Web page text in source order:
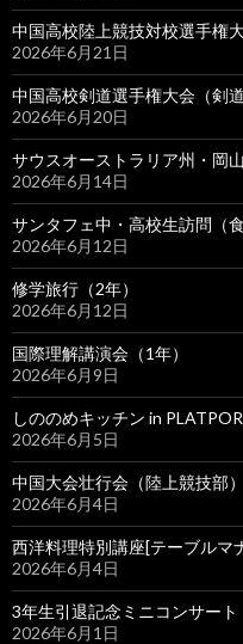
中国高校陸上競技対校選手権
2026年6月21日
中国高校剣道選手権大会（剣道
2026年6月20日
サウスオーストラリア州・岡
2026年6月14日
サンタフェ中・高校生訪問（
2026年6月12日
修学旅行（2年）
2026年6月12日
国際理解講演会（1年）
2026年6月9日
しののめキッチン in
2026年6月5日
中国大会壮行会（陸上競技部）
2026年6月4日
西洋料理特別講座[テーブルマ
2026年6月4日
3年生引退記念ミニコンサート
2026年6月1日